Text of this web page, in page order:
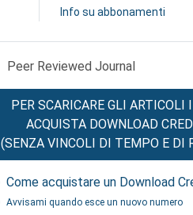
Info su abbonamenti
Peer Reviewed Journal
PER SCARICARE GLI ARTICOLI
ACQUISTA DOWNLOAD
(SENZA VINCOLI DI TEMPO E DI
Come acquistare un Download
Avvisami quando esce un nuovo numero